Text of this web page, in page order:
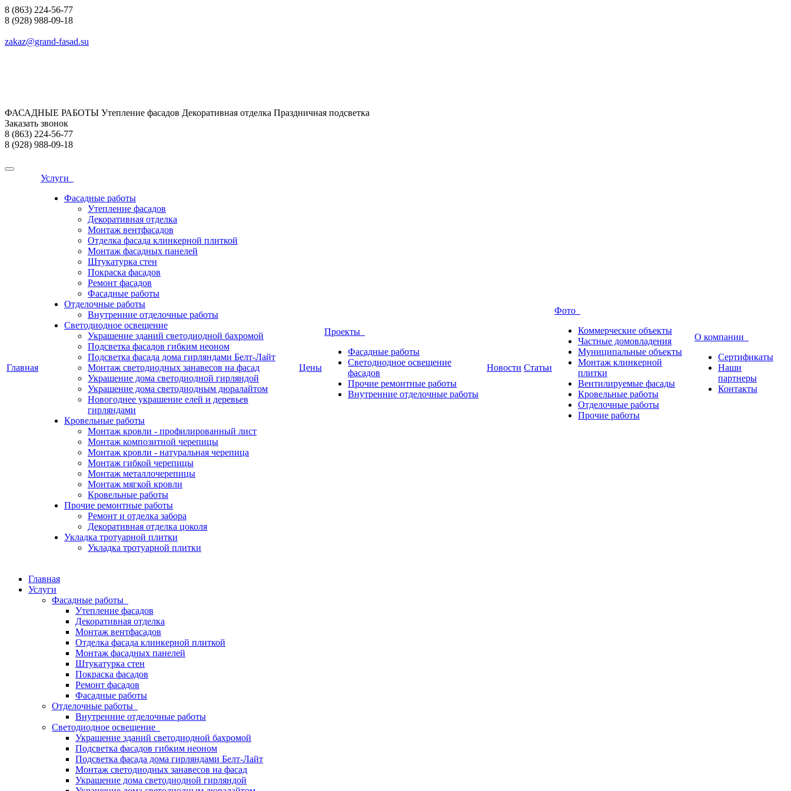
8 (863) 224-56-77
8 (928) 988-09-18
zakaz@grand-fasad.su
ФАСАДНЫЕ РАБОТЫ Утепление фасадов Декоративная отделка Праздничная подсветка
Заказать звонок
8 (863) 224-56-77
8 (928) 988-09-18
Главная
Услуги
Фасадные работы
Утепление фасадов
Декоративная отделка
Монтаж вентфасадов
Отделка фасада клинкерной плиткой
Монтаж фасадных панелей
Штукатурка стен
Покраска фасадов
Ремонт фасадов
Фасадные работы
Отделочные работы
Внутренние отделочные работы
Светодиодное освещение
Украшение зданий светодиодной бахромой
Подсветка фасадов гибким неоном
Подсветка фасада дома гирляндами Белт-Лайт
Монтаж светодиодных занавесов на фасад
Украшение дома светодиодной гирляндой
Украшение дома светодиодным дюралайтом
Новогоднее украшение елей и деревьев
гирляндами
Кровельные работы
Монтаж кровли - профилированный лист
Монтаж композитной черепицы
Монтаж кровли - натуральная черепица
Монтаж гибкой черепицы
Монтаж металлочерепицы
Монтаж мягкой кровли
Кровельные работы
Прочие ремонтные работы
Ремонт и отделка забора
Декоративная отделка цоколя
Укладка тротуарной плитки
Укладка тротуарной плитки
Цены
Проекты
Фасадные работы
Светодиодное освещение
фасадов
Прочие ремонтные работы
Внутренние отделочные работы
Новости Статьи
Фото
Коммерческие объекты
Частные домовладения
Муниципальные объекты
Монтаж клинкерной
плитки
Вентилируемые фасады
Кровельные работы
Отделочные работы
Прочие работы
О компании
Сертификаты
Наши
партнеры
Контакты
Главная
Услуги
Фасадные работы
Утепление фасадов
Декоративная отделка
Монтаж вентфасадов
Отделка фасада клинкерной плиткой
Монтаж фасадных панелей
Штукатурка стен
Покраска фасадов
Ремонт фасадов
Фасадные работы
Отделочные работы
Внутренние отделочные работы
Светодиодное освещение
Украшение зданий светодиодной бахромой
Подсветка фасадов гибким неоном
Подсветка фасада дома гирляндами Белт-Лайт
Монтаж светодиодных занавесов на фасад
Украшение дома светодиодной гирляндой